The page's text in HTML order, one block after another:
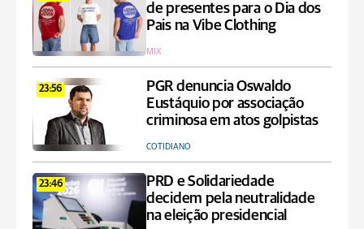
de presentes para o Dia dos
Pais na Vibe Clothing
MIX
23:56
PGR denuncia Oswaldo
Eustáquio por associação
criminosa em atos golpistas
COTIDIANO
23:46
PRD e Solidariedade
decidem pela neutralidade
na eleição presidencial